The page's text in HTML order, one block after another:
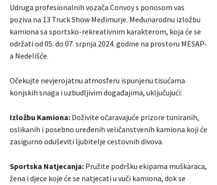
Udruga profesionalnih vozača Convoy s ponosom vas
poziva na 13 Truck Show Međimurje. Međunarodnu izložbu
kamiona sa sportsko-rekreativnim karakterom, koja će se
održati od 05. do 07. srpnja 2024. godine na prostoru MESAP-
a Nedelišće.
Očekujte nevjerojatnu atmosferu ispunjenu tisućama
konjskih snaga i uzbudljivim događajima, uključujući:
Izložbu Kamiona: Doživite očaravajuće prizore tuniranih,
oslikanih i posebno uređenih veličanstvenih kamiona koji će
zasigurno oduševiti ljubitelje cestovnih divova.
Sportska Natjecanja: Pružite podršku ekipama muškaraca,
žena i djece koje će se natjecati u vuči kamiona, dok se